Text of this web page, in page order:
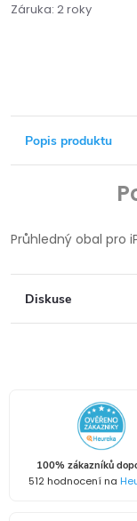
Záruka: 2 roky
Popis produktu
Průhledný obal pro
Diskuse
100% zákazníků
512 hodnocení na